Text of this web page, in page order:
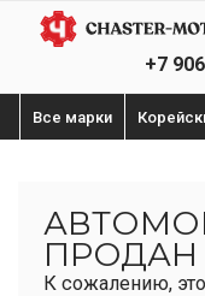
+7
Все марки
ПРОДАН
К сожалению,